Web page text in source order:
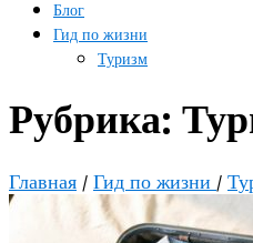
Блог
Гид по жизни
Туризм
Рубрика:
Главная / Гид по жизни /